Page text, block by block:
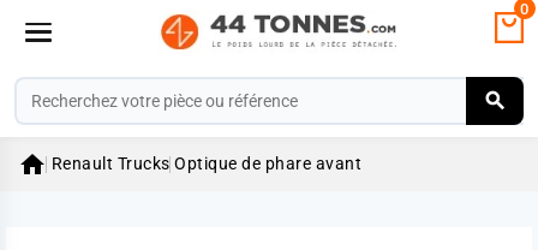
0
 Renault Trucks Optique de phare avant